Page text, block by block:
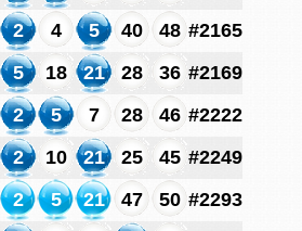
2 4 5 40 48 #2165
5 18 21 28 36 #2169
2 5 7 28 46 #2222
2 10 21 25 45 #2249
2 5 21 47 50 #2293